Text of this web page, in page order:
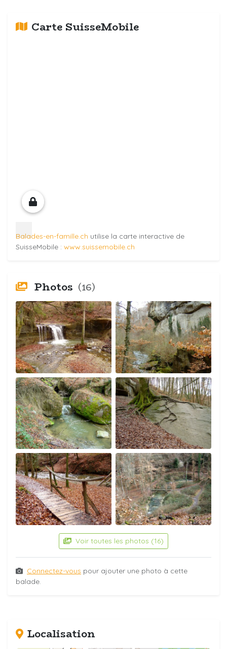
Carte SuisseMobile
Balades-en-famille.ch utilise la carte interactive de
SuisseMobile : www.suissemobile.ch
Photos (16)
Voir toutes les photos (16)
Connectez-vous pour ajouter une photo à cette
balade.
Localisation